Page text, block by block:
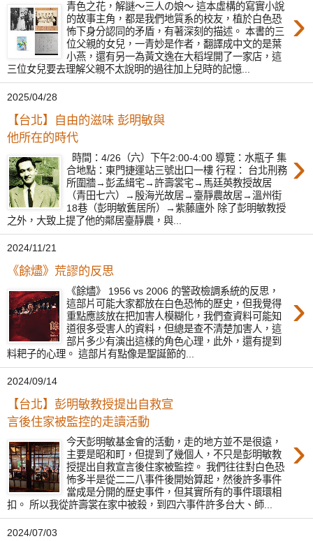
›
青色之花，解謎〜三人の娘〜 這本虛構的寫實小說
的故事主角，都是我們地質系的校友，植於白色恐
怖下身分認同的矛盾，有著深刻的描述。 本書的三
位父親的女兒，一青妙是作者，翻譯成中文的是葉
小燕，還有另一為黃文逸在大稻埕開了一家店，這
三位女兒要去理解父親不太說明的過往加上兒時的記憶...
2025/04/28
【台北】自由的滋味 彭明敏與
他所在的時代
›
時間：4/26（六）下午2:00-4:00 導覽：水瓶子 集
合地點：東門捷運站三號出口一樓 行程： 台北刑務
所圍牆→彭孟緝宅→許壽裳宅→馬廷英教授故居
（青田七六）→殷海光故居→臺靜農故居→溫州街
18巷（彭明敏舊居所）→紫藤廬外 除了彭明敏教授
之外，大致上提了他的鄰居臺靜農，與...
2024/11/21
《餘燼》荒謬的反思
›
《餘燼》 1956 vs 2006 的警政檢調系統的反思，
這部片可能大家都放在白色恐怖的歷史，但我覺得
重點應該放在把加害人模糊化，我們查資料可能知
道很多受害人的資料，但總是查不清楚加害人，這
部片多少有演出這樣的角色心理，此外，還有提到
料耙子的心理。 這部片有點像是聖誕節的...
2024/09/14
【台北】彭明敏教授提出自救宣
言後住家被監控的走讀活動
›
今天彭明敏基金會的活動，走的地方並不是很遠，
主要是昭和町，但提到了幾個人，不只是彭明敏教
授提出自救宣言後住家被監控。 我們往往對白色恐
怖多半是從二二八事件後開始算起，然後許多事件
當成是分開的歷史事件，但其實所有的事件環環相
扣。 所以我從許壽裳在家中被殺，到四六事件許多台大、師...
2024/07/03